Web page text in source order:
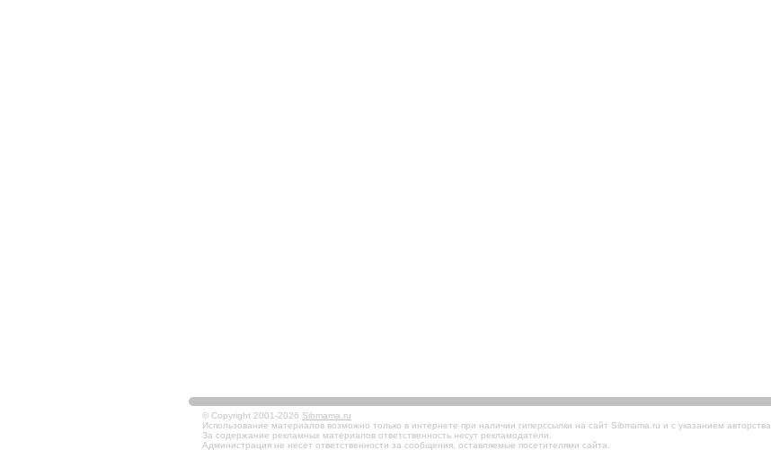
© Copyright 2001-2026 Sibmama.ru
Использование материалов возможно только в интернете при наличии гиперссылки на сайт Sibmama.ru и с указанием авторства.
За содержание рекламных материалов ответственность несут рекламодатели.
Администрация не несет ответственности за сообщения, оставляемые посетителями сайта.